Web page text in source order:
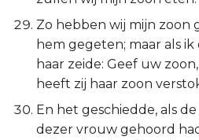
Zo hebben wij mijn zoon
hem gegeten; maar als
haar zeide: Geef uw
heeft zij haar zoon
En het geschiedde, als
dezer vrouw gehoord